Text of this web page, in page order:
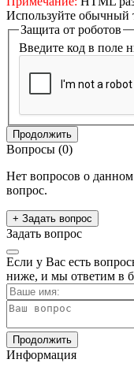
Используйте обычный
Защита от роботов
Введите код в поле
Продолжить
Вопросы (0)
Нет вопросов о данном
вопрос.
+ Задать вопрос
Задать вопрос
Если у Вас есть
ниже, и мы ответим в
Продолжить
Информация